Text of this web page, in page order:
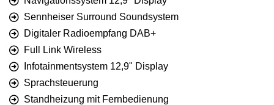
Sennheiser Surround Soundsystem
Digitaler Radioempfang DAB+
Full Link Wireless
Infotainmentsystem 12,9" Display
Sprachsteuerung
Standheizung mit Fernbedienung